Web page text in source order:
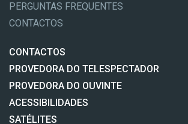
PERGUNTAS FREQUENTES
CONTACTOS
CONTACTOS
PROVEDORA DO TELESPECTADOR
PROVEDORA DO OUVINTE
ACESSIBILIDADES
SATÉLITES